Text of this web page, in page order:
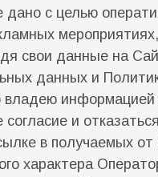
дано с целью
свои данные на
данных и
информацией
и
в получаемых
характера